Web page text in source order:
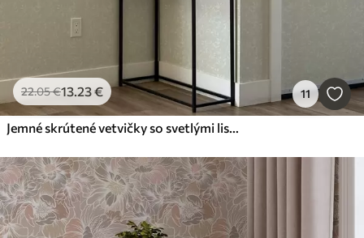
22.05€13.23€ 11
Jemné skrútené vetvičky so svetlými listami